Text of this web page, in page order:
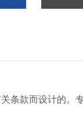
条款而设计的。